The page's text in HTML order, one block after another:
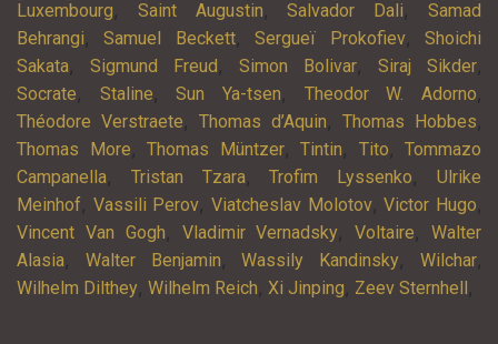
Luxembourg, Saint Augustin,Salvador Dali,Samad
Behrangi,Samuel Beckett,Sergueï Prokofiev,Shoichi
Sakata, Sigmund Freud , Simon Bolivar, Siraj Sikder,
Socrate, Staline,Sun Ya-tsen, Theodor W. Adorno,
Théodore Verstraete, Thomas d’Aquin, Thomas Hobbes,
Thomas More, Thomas Müntzer, Tintin, Tito, Tommazo
Campanella, Tristan Tzara,Trofim Lyssenko,Ulrike
Meinhof, Vassili Perov,Viatcheslav Molotov,Victor Hugo,
Vincent Van Gogh, Vladimir Vernadsky,Voltaire,Walter
Alasia, Walter Benjamin,Wassily Kandinsky,Wilchar,
Wilhelm Dilthey, Wilhelm Reich, Xi Jinping, Zeev Sternhell ,